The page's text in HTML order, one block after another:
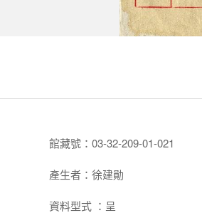
館藏號：03-32-209-01-021
產生者：徐建勛
資料型式 ：呈